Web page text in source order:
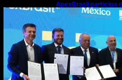
ApexBrasil participa
de R$ 2,63 milhões